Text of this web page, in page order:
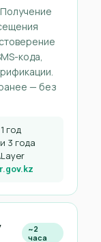
кода,
— без
год
3 года
~2
часа